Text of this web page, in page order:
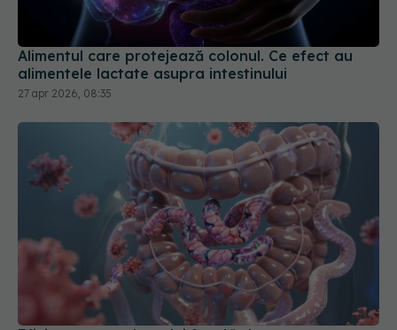
27 apr 2026, 08:35
Eficiența transplantului fecal în lupta cu
superbacteriile intestinale
22 apr 2026, 13:56